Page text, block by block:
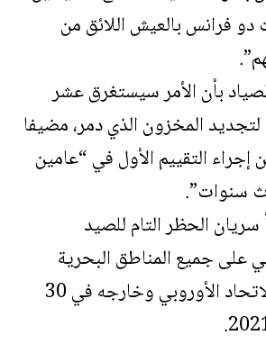
فرانس بالعيش اللائق من
بأن الأمر سيستغرق عشر
المخزون الذي دمر، مضيفا
إجراء التقييم الأول في “عامين
سنوات”.
الحظر التام للصيد
على جميع المناطق البحرية
داخل الاتحاد الأوروبي وخارجه في 30